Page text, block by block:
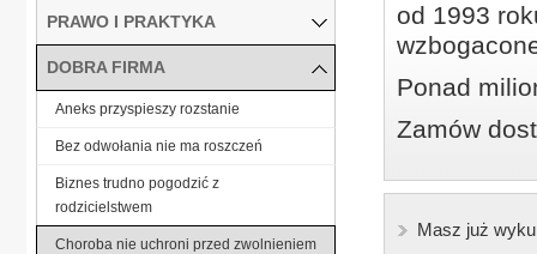
od 1993
Ponad
Zamów
Masz już
PRAWO I PRAKTYKA
DOBRA FIRMA
Aneks przyspieszy rozstanie
Bez odwołania nie ma roszczeń
Biznes trudno pogodzić z
rodzicielstwem
Choroba nie uchroni przed zwolnieniem